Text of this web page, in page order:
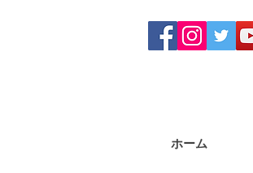
ホーム